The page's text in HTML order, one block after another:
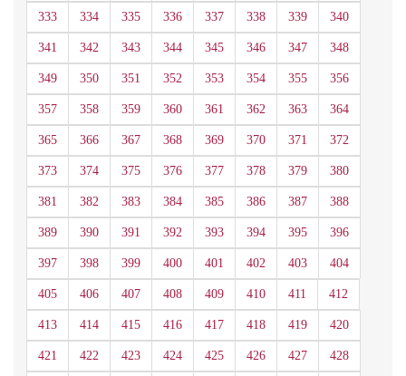
333 334 335 336 337 338 339 340
341 342 343 344 345 346 347 348
349 350 351 352 353 354 355 356
357 358 359 360 361 362 363 364
365 366 367 368 369 370 371 372
373 374 375 376 377 378 379 380
381 382 383 384 385 386 387 388
389 390 391 392 393 394 395 396
397 398 399 400 401 402 403 404
405 406 407 408 409 410 411 412
413 414 415 416 417 418 419 420
421 422 423 424 425 426 427 428